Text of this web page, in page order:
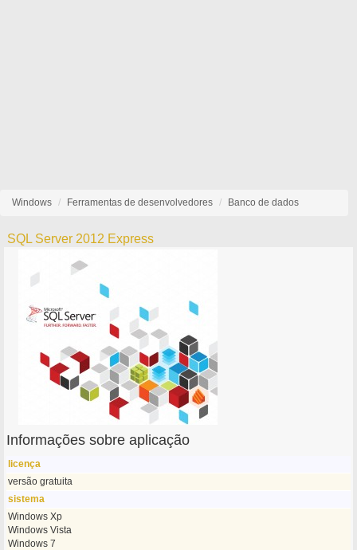
Windows Ferramentas de desenvolvedores Banco de dados
SQL Server 2012 Express
Informações sobre aplicação
licença
versão gratuita
sistema
Windows Xp
Windows Vista
Windows 7